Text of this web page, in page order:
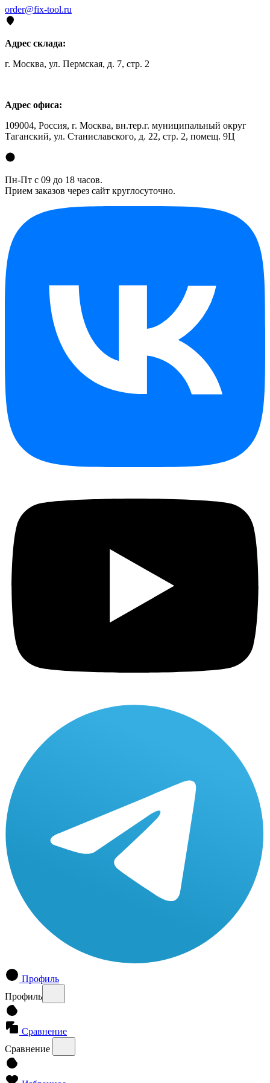
order@fix-tool.ru
Адрес склада:
г. Москва, ул. Пермская, д. 7, стр. 2
Адрес офиса:
109004, Россия, г. Москва, вн.тер.г. муниципальный округ
Таганский, ул. Станиславского, д. 22, стр. 2, помещ. 9Ц
Пн-Пт с 09 до 18 часов.
Прием заказов через сайт круглосуточно.
Профиль
Профиль
Сравнение
Сравнение